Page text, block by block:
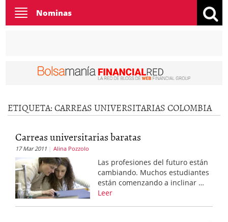
Toggle
navigation
Nominas
ETIQUETA:CARREAS UNIVERSITARIAS COLOMBIA
Carreas universitarias baratas
17 Mar 2011 Alina Pozzolo
Las profesiones del futuro están
cambiando. Muchos estudiantes
están comenzando a inclinar …
Leer